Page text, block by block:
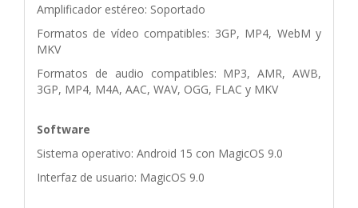
Amplificador estéreo: Soportado
Formatos de vídeo compatibles: 3GP, MP4, WebM y
MKV
Formatos de audio compatibles: MP3, AMR, AWB,
3GP, MP4, M4A, AAC, WAV, OGG, FLAC y MKV
Software
Sistema operativo: Android 15 con MagicOS 9.0
Interfaz de usuario: MagicOS 9.0